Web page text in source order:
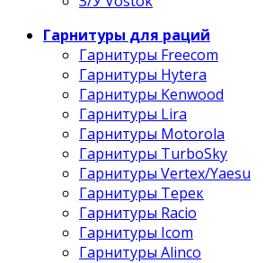
Гарнитуры для раций
Гарнитуры Freecom
Гарнитуры Hytera
Гарнитуры Kenwood
Гарнитуры Lira
Гарнитуры Motorola
Гарнитуры TurboSky
Гарнитуры Vertex/Yaesu
Гарнитуры Терек
Гарнитуры Racio
Гарнитуры Icom
Гарнитуры Alinco